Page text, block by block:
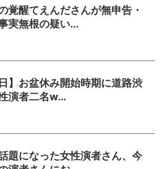
覚醒てえんださんが無申告・
実無根の疑い...
】お盆休み開始時期に道路渋
演者二名w...
題になった女性演者さん、今